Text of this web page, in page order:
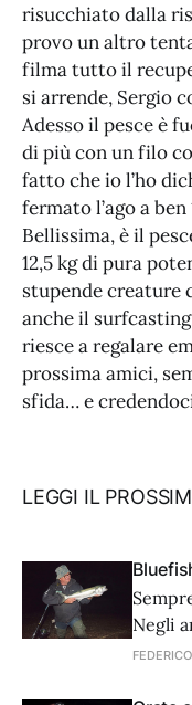
risucchiato dalla
provo un altro
filma tutto il
si arrende, Sergio
Adesso il pesce è
di più con un filo
fatto che io l’ho
fermato l’ago a
Bellissima, è il
12,5 kg di pura
stupende creature
anche il
riesce a regalare
prossima amici,
sfida… e
LEGGI IL
Negli
golosi